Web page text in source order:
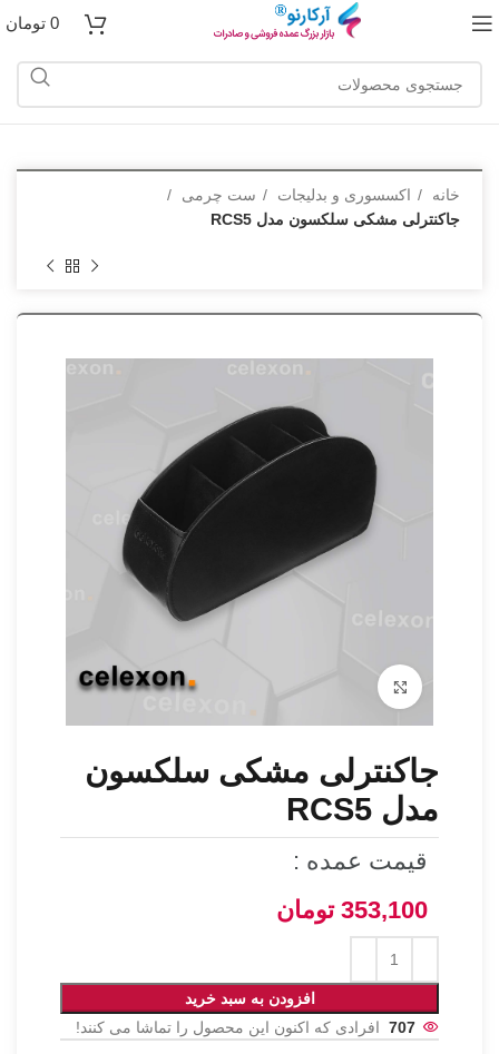
0 تومان
خانه اکسسوری و بدلیجات
ست چرمی
جاکنترلی مشکی سلکسون مدل RCS5
جاکنترلی مشکی سلکسون
مدل RCS5
قیمت عمده :
353,100 تومان
افزودن به سبد خرید
707 افرادی که اکنون این محصول را تماشا می کنند!